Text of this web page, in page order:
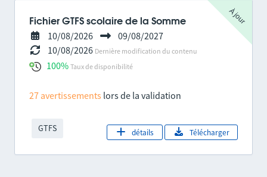
Fichier GTFS scolaire de la Somme
10/08/2026
09/08/2027
10/08/2026 Dernière modification du contenu
100% Taux de disponibilité
À jour
27 avertissements lors de la validation
GTFS détails Télécharger